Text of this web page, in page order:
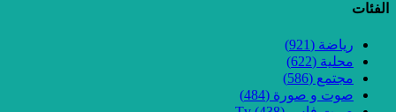
الفئات
رياضة (921)
محلية (622)
مجتمع (586)
صوت و صورة (484)